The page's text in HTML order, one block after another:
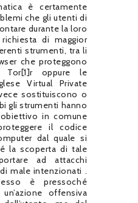
è certamente
che gli utenti di
durante la loro
di maggior
strumenti, tra li
che proteggono
Tor[1]r oppure le
Virtual Private
sostituiscono o
gli strumenti hanno
in comune
il codice
dal quale si
la scoperta di tale
ad attacchi
male intenzionati .
è pressoché
offensiva